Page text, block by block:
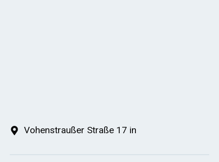
Vohenstraußer Straße 17 in